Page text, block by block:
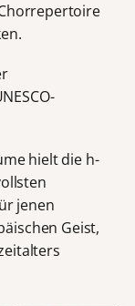
hielt die h-
jenen
Geist,